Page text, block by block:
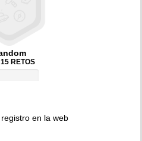
RETOS
en la web